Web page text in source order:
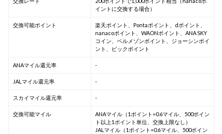
イントに交換する場合）
交換可能ポイント
楽天ポイント、Pontaポイント、dポイント、
nanacoポイント、WAONポイント、ANA SKY
コイン、ベルメゾンポイント、ジョーシンポイ
ント、ビックポイント
ANAマイル還元率 -
JALマイル還元率 -
スカイマイル還元率 -
交換可能マイル
ANAマイル（1ポイント=0.6マイル、500ポイン
ト以上1ポイント単位、交換上限なし）
JALマイル（1ポイント=0.6マイル、500ポイン